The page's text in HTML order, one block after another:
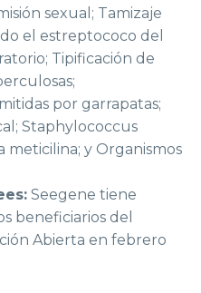
sexual; Tamizaje
el estreptococo del
Tipificación de
por garrapatas;
Staphylococcus
meticilina; y Organismos
Seegene tiene
beneficiarios del
Abierta en febrero